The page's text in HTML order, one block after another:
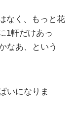
なく、もっと花
1軒だけあっ
なあ、という
いになりま